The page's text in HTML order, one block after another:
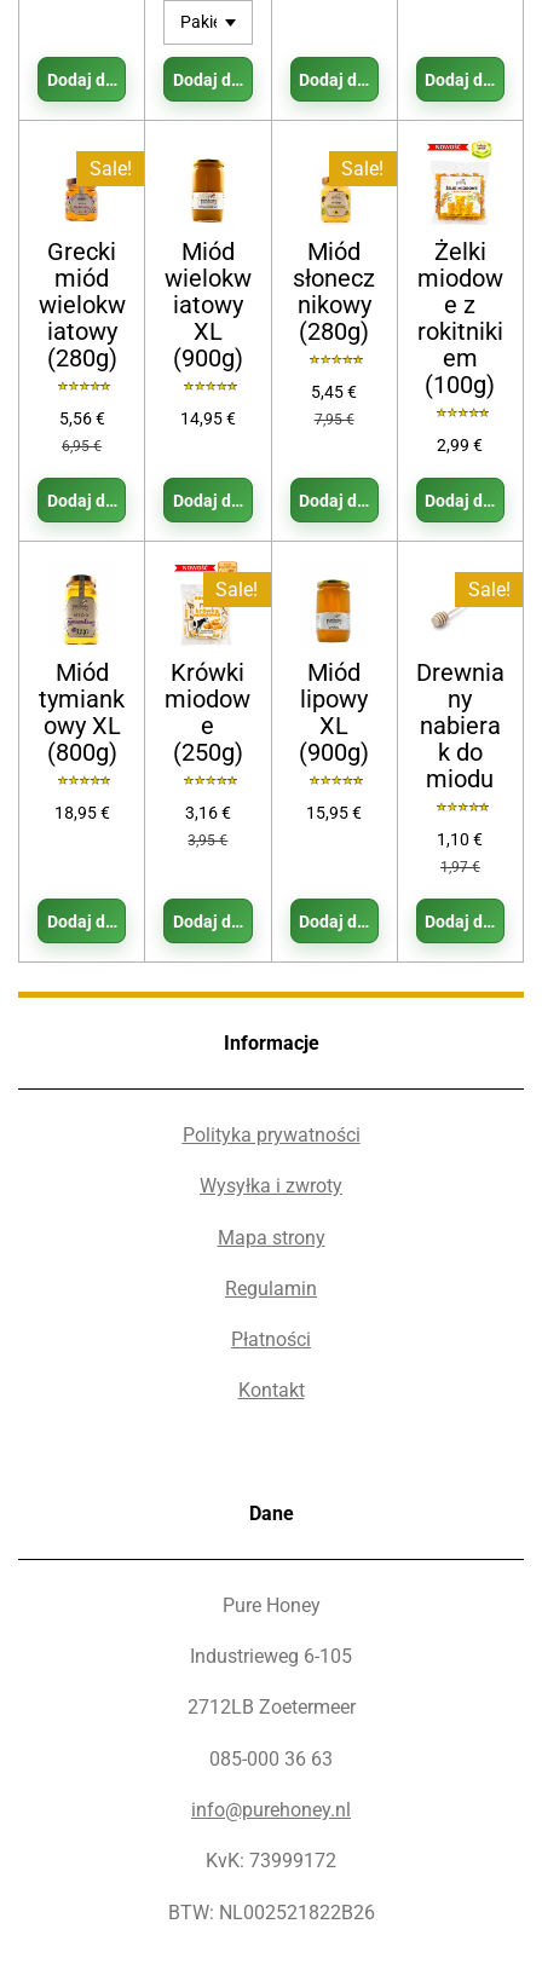
Dodaj do koszykaDodaj do koszykaDodaj do koszykaDodaj do
Sale!
Grecki
miód
wielokw
iatowy
(280g)
5,56 €
6,95 €
Dodaj do koszyka
Miód
wielokw
iatowy
XL
(900g)
14,95 €
Dodaj do koszyka
Sale!
Miód
słonecz
nikowy
(280g)
5,45 €
7,95 €
Dodaj do koszyka
Żelki
miodow
e z
rokitniki
em
(100g)
2,99 €
Dodaj do
Miód
tymiank
owy XL
(800g)
18,95 €
Dodaj do koszyka
Sale!
Krówki
miodow
e
(250g)
3,16 €
3,95 €
Dodaj do koszyka
Miód
lipowy
XL
(900g)
15,95 €
Dodaj do koszyka
Sale!
Drewnia
ny
nabiera
k do
miodu
1,10 €
1,97 €
Dodaj do
Informacje
Polityka prywatności
Wysyłka i zwroty
Mapa strony
Regulamin
Płatności
Kontakt
Dane
Pure Honey
Industrieweg 6-105
2712LB Zoetermeer
085-000 36 63
info@purehoney.nl
KvK: 73999172
BTW: NL002521822B26